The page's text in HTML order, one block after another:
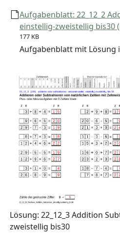
Aufgabenblatt: 22_12_2
einstellig-zweistellig bis30
177 KB
Aufgabenblatt mit Lösung
Lösung: 22_12_3 Addition
zweistellig bis30